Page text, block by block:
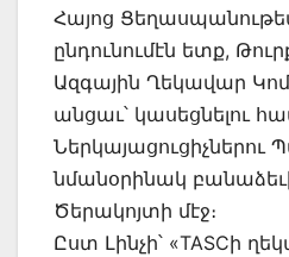
Հայոց
ընդունումէն ետք,
Ազգային Ղեկավար
անցաւ՝ կասեցնելու
Ներկայացուցիչներու
նմանօրինակ
Ծերակոյտի մէջ։
Ըստ Լինչի՝ «TASCի